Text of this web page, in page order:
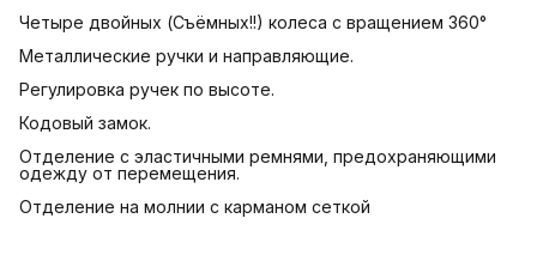
Четыре двойных (Съёмных!!) колеса с вращением 360°
Металлические ручки и направляющие.
Регулировка ручек по высоте.
Кодовый замок.
Отделение с эластичными ремнями, предохраняющими
одежду от перемещения.
Отделение на молнии с карманом сеткой